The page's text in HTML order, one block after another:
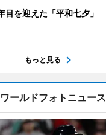
目を迎えた「平和七夕」
もっと見る
ワールドフォトニュース